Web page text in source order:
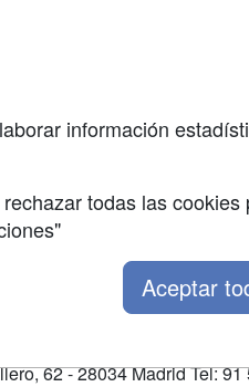
62 - 28034 Madrid Tel: 91
información
todas las
Aceptar